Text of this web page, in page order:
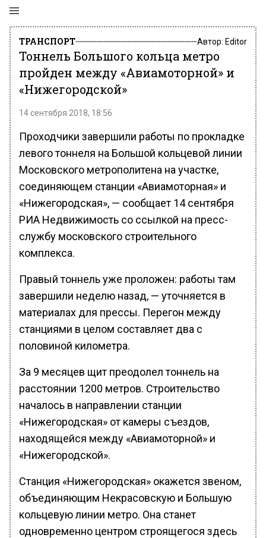
ТРАНСПОРТ Автор: Editor
Тоннель Большого кольца метро
пройден между «Авиамоторной» и
«Нижегородской»
14 сентября 2018, 18:56
Проходчики завершили работы по прокладке
левого тоннеля на Большой кольцевой линии
Московского метрополитена на участке,
соединяющем станции «Авиамоторная» и
«Нижегородская», — сообщает 14 сентября
РИА Недвижимость со ссылкой на пресс-
службу московского строительного
комплекса.
Правый тоннель уже проложен: работы там
завершили неделю назад, — уточняется в
материалах для прессы. Перегон между
станциями в целом составляет два с
половиной километра.
За 9 месяцев щит преодолел тоннель на
расстоянии 1200 метров. Строительство
началось в направлении станции
«Нижегородская» от камеры съездов,
находящейся между «Авиамоторной» и
«Нижегородской».
Станция «Нижегородская» окажется звеном,
объединяющим Некрасовскую и Большую
кольцевую линии метро. Она станет
одновременно центром строящегося здесь